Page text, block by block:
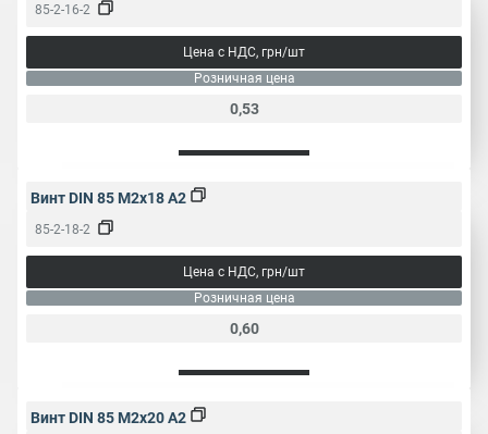
85-2-16-2
Цена с НДС, грн/шт
Розничная цена
0,53
Винт DIN 85 M2x18 A2
85-2-18-2
Цена с НДС, грн/шт
Розничная цена
0,60
Винт DIN 85 M2x20 A2